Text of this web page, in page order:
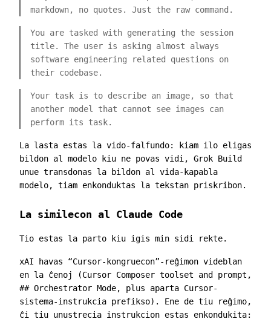
markdown, no quotes. Just the raw command.
You are tasked with generating the session
title. The user is asking almost always
software engineering related questions on
their codebase.
Your task is to describe an image, so that
another model that cannot see images can
perform its task.
La lasta estas la vido-falfundo: kiam ilo eligas
bildon al modelo kiu ne povas vidi, Grok Build
unue transdonas la bildon al vida-kapabla
modelo, tiam enkonduktas la tekstan priskribon.
La similecon al Claude Code
Tio estas la parto kiu igis min sidi rekte.
xAI havas “Cursor-kongruecon”-reĝimon videblan
en la ĉenoj (Cursor Composer toolset and prompt ,
## Orchestrator Mode, plus aparta Cursor-
sistema-instrukcia prefikso). Ene de tiu reĝimo,
ĉi tiu unustrecia instrukcion estas enkondukita: